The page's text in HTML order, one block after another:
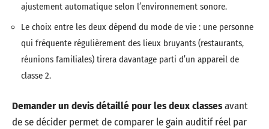
ajustement automatique selon l’environnement sonore.
Le choix entre les deux dépend du mode de vie : une personne
qui fréquente régulièrement des lieux bruyants (restaurants,
réunions familiales) tirera davantage parti d’un appareil de
classe 2.
Demander un devis détaillé pour les deux classesavant
de se décider permet de comparer le gain auditif réel par